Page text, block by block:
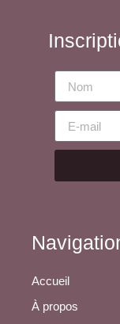
Accueil
À propos